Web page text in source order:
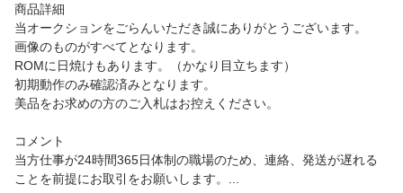
商品詳細
当オークションをごらんいただき誠にありがとうございます。
画像のものがすべてとなります。
ROMに日焼けもあります。（かなり目立ちます）
初期動作のみ確認済みとなります。
美品をお求めの方のご入札はお控えください。
コメント
当方仕事が24時間365日体制の職場のため、連絡、発送が遅れる
ことを前提にお取引をお願いします。...